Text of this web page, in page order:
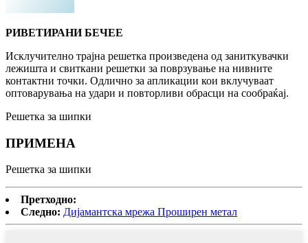
РИВЕТИРАНИ БЕЧЕЕ
Исклучително трајна решетка произведена од заниткувачки
лежишта и свиткани решетки за поврзување на нивните
контактни точки. Одлично за апликации кои вклучуваат
оптоварувања на удари и повторливи обрасци на сообраќај.
Решетка за шипки
ПРИМЕНА
Решетка за шипки
Претходно:
Следно: Дијамантска мрежа Проширен метал